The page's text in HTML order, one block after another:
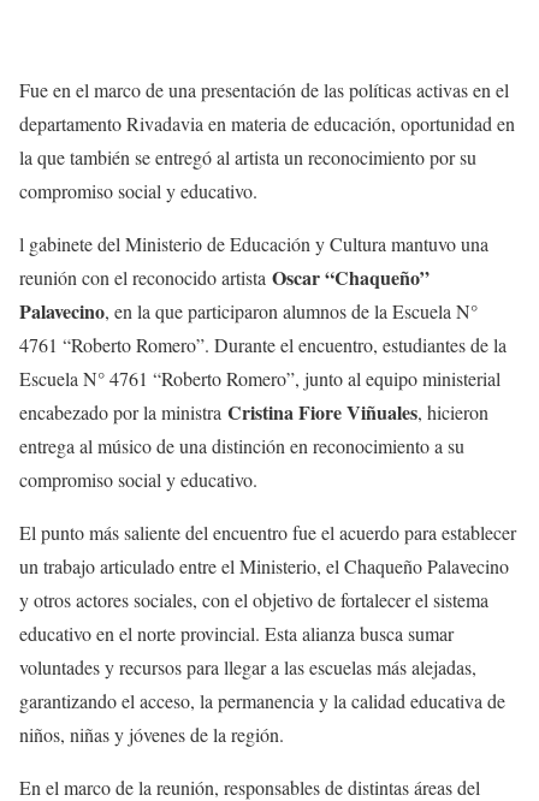
Fue en el marco de una presentación de las políticas activas en el
departamento Rivadavia en materia de educación, oportunidad en
la que también se entregó al artista un reconocimiento por su
compromiso social y educativo.
l gabinete del Ministerio de Educación y Cultura mantuvo una
reunión con el reconocido artista Oscar “Chaqueño”
Palavecino, en la que participaron alumnos de la Escuela N°
4761 “Roberto Romero”. Durante el encuentro, estudiantes de la
Escuela N° 4761 “Roberto Romero”, junto al equipo ministerial
encabezado por la ministra Cristina Fiore Viñuales, hicieron
entrega al músico de una distinción en reconocimiento a su
compromiso social y educativo.
El punto más saliente del encuentro fue el acuerdo para establecer
un trabajo articulado entre el Ministerio, el Chaqueño Palavecino
y otros actores sociales, con el objetivo de fortalecer el sistema
educativo en el norte provincial. Esta alianza busca sumar
voluntades y recursos para llegar a las escuelas más alejadas,
garantizando el acceso, la permanencia y la calidad educativa de
niños, niñas y jóvenes de la región.
En el marco de la reunión, responsables de distintas áreas del